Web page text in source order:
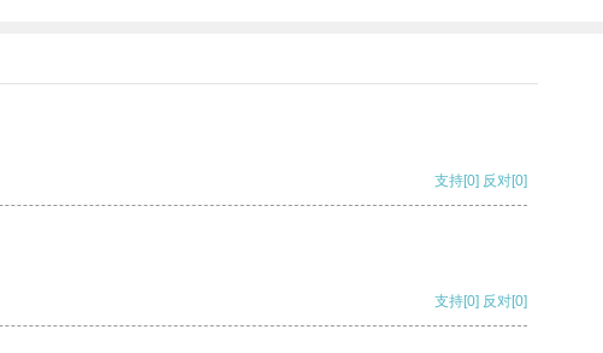
支持[0] 反对[0]
支持[0] 反对[0]